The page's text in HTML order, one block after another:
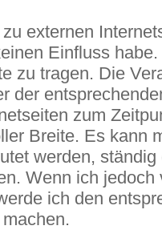
externen
Einfluss
zu tragen. Die
der
zum
Breite. Es kann
werden,
Wenn ich jedoch
ich den